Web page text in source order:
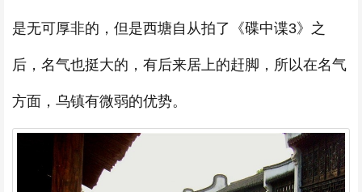
是无可厚非的，但是西塘自从拍了《碟中谍3》之
后，名气也挺大的，有后来居上的赶脚，所以在名气
方面，乌镇有微弱的优势。